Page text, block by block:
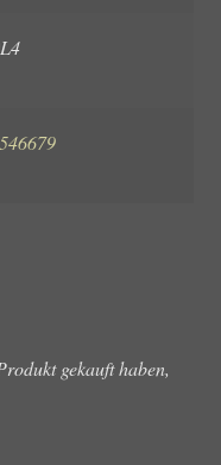
gekauft haben,